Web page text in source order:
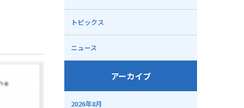
トピックス
ニュース
アーカイブ
2026年8月